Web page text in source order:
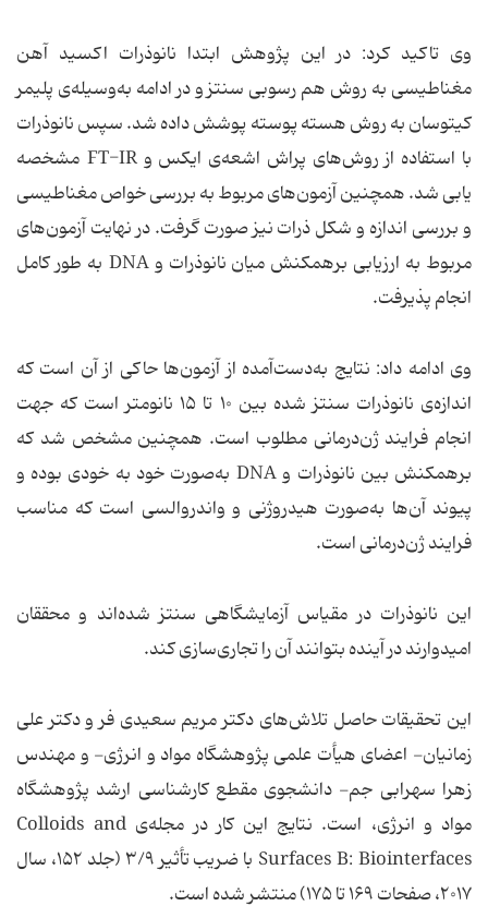
وی تاکید کرد: در این پژوهش ابتدا نانوذرات اکسید آهن
مغناطیسی به روش هم رسوبی سنتز و در ادامه به‌وسیله‌ی پلیمر
کیتوسان به روش هسته پوسته پوشش داده شد. سپس نانوذرات
با استفاده از روش‌های پراش اشعه‌ی ایکس و FT-IR مشخصه
یابی شد. همچنین آزمون‌های مربوط به بررسی خواص مغناطیسی
و بررسی اندازه و شکل ذرات نیز صورت گرفت. در نهایت آزمون‌های
مربوط به ارزیابی برهمکنش میان نانوذرات و DNA به طور کامل
انجام پذیرفت.
وی ادامه داد: نتایج به‌دست‌آمده از آزمون‌ها حاکی از آن است که
اندازه‌ی نانوذرات سنتز شده بین ۱۰ تا ۱۵ نانومتر است که جهت
انجام فرایند ژن‌درمانی مطلوب است. همچنین مشخص شد که
برهمکنش بین نانوذرات و DNA به‌صورت خود به خودی بوده و
پیوند آن‌ها به‌صورت هیدروژنی و واندروالسی است که مناسب
فرایند ژن‌درمانی است.
این نانوذرات در مقیاس آزمایشگاهی سنتز شده‌اند و محققان
امیدوارند در آینده بتوانند آن را تجاری‌سازی کند.
این تحقیقات حاصل تلاش‌های دکتر مریم سعیدی فر و دکتر علی
زمانیان- اعضای هیأت علمی پژوهشگاه مواد و انرژی- و مهندس
زهرا سهرابی جم- دانشجوی مقطع کارشناسی ارشد پژوهشگاه
مواد و انرژی، است. نتایج این کار در مجله‌ی Colloids and
Surfaces B: Biointerfaces با ضریب تأثیر ۳/۹ (جلد ۱۵۲، سال
۲۰۱۷، صفحات ۱۶۹ تا ۱۷۵) منتشر شده است.